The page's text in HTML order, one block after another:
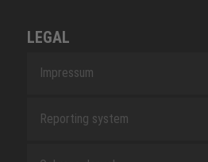
LEGAL
Impressum
Reporting system